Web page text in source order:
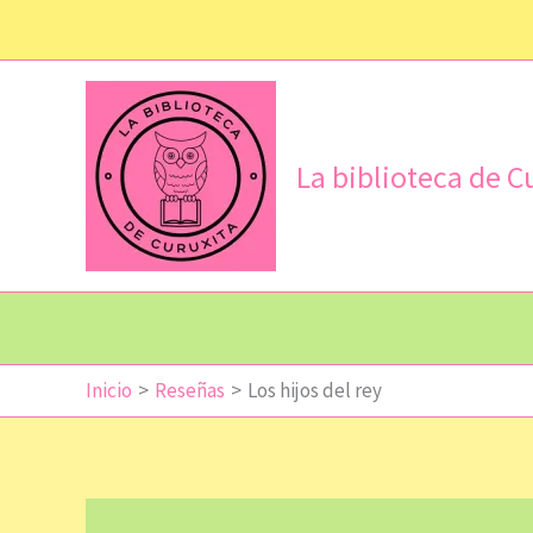
contenido
La biblioteca de
Inicio Reseñas Los hijos del rey